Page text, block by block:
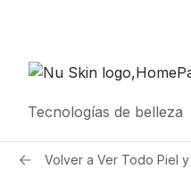
Tecnologías de belleza
Volver a Ver Todo Piel